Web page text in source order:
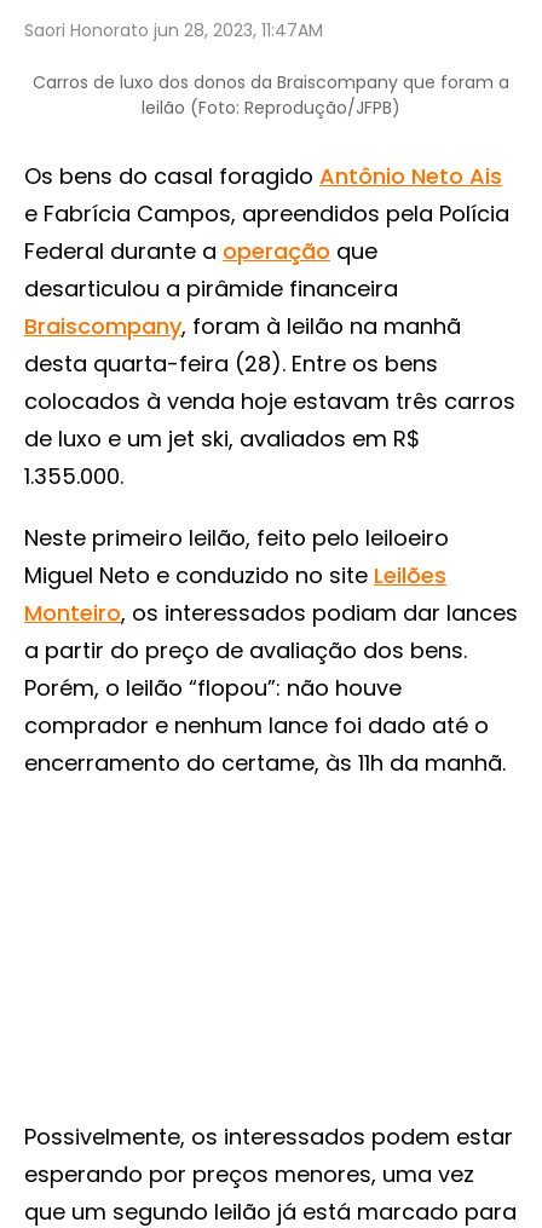
Saori Honorato jun 28, 2023, 11:47AM
Carros de luxo dos donos da Braiscompany que foram a
leilão (Foto: Reprodução/JFPB)
Os bens do casal foragido Antônio Neto Ais
e Fabrícia Campos, apreendidos pela Polícia
Federal durante a operação que
desarticulou a pirâmide financeira
Braiscompany, foram à leilão na manhã
desta quarta-feira (28). Entre os bens
colocados à venda hoje estavam três carros
de luxo e um jet ski, avaliados em R$
1.355.000.
Neste primeiro leilão, feito pelo leiloeiro
Miguel Neto e conduzido no site Leilões
Monteiro, os interessados podiam dar lances
a partir do preço de avaliação dos bens.
Porém, o leilão “flopou”: não houve
comprador e nenhum lance foi dado até o
encerramento do certame, às 11h da manhã.
Possivelmente, os interessados podem estar
esperando por preços menores, uma vez
que um segundo leilão já está marcado para